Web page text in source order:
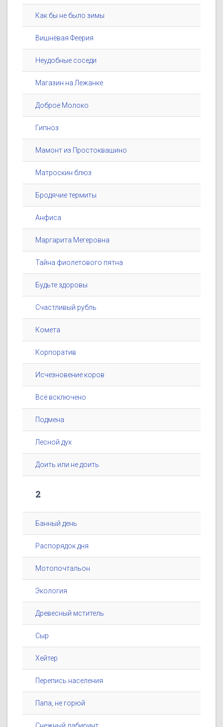
Как бы не было зимы
Вишнёвая Феерия
Неудобные соседи
Магазин на Лежанке
Доброе Молоко
Гипноз
Мамонт из Простоквашино
Матроскин блюз
Бродячие термиты
Анфиса
Маргарита Мегеровна
Тайна фиолетового пятна
Будьте здоровы
Счастливый рубль
Комета
Корпоратив
Исчезновение коров
Всё всключено
Подмена
Лесной дух
Доить или не доить
2
Банный день
Распорядок дня
Мотопочтальон
Экология
Древесный мститель
Сыр
Хейтер
Перепись населения
Папа, не горюй